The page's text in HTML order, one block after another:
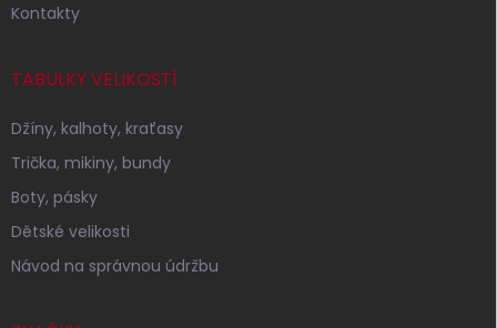
Kontakty
TABULKY VELIKOSTÍ
Džíny, kalhoty, kraťasy
Trička, mikiny, bundy
Boty, pásky
Dětské velikosti
Návod na správnou údržbu